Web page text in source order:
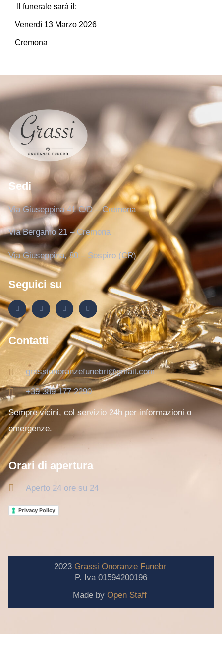
Il funerale sarà il:
Venerdì 13 Marzo 2026
Cremona
Sedi
Via Giuseppina 41 C/D – Cremona
Via Bergamo 21 – Cremona
Via Giuseppina, 80 – Sospiro (CR)
Seguici su
Contatti
grassionoranzefunebri@gmail.com
+39 389 177 2290
Sempre vicini, col servizio 24h per informazioni o
emergenze.
Orari di apertura
Aperto 24 ore su 24
Privacy Policy
2023 Grassi Onoranze Funebri
P. Iva 01594200196
Made by Open Staff